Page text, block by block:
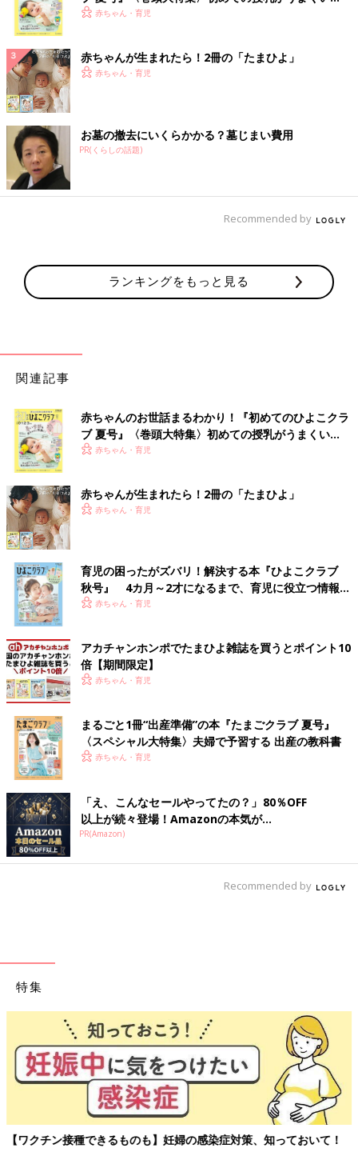
く！ おっぱい・ミルクの基本と夏のトラブル 解決テ
赤ちゃん・育児
赤ちゃんが生まれたら！2冊の「たまひよ」
赤ちゃん・育児
お墓の撤去にいくらかかる？墓じまい費用
PR(くらしの話題)
Recommended by
ランキングをもっと見る
関連記事
赤ちゃんのお世話まるわかり！『初めてのひよこクラ
ブ 夏号』〈巻頭大特集〉初めての授乳がうまくい
く！ おっぱい・ミルクの基本と夏のトラブル 解決テ
赤ちゃん・育児
赤ちゃんが生まれたら！2冊の「たまひよ」
赤ちゃん・育児
育児の困ったがズバリ！解決する本『ひよこクラブ
秋号』 4カ月～2才になるまで、育児に役立つ情報が
いっぱい！
赤ちゃん・育児
アカチャンホンポでたまひよ雑誌を買うとポイント10
倍【期間限定】
赤ちゃん・育児
まるごと1冊“出産準備”の本『たまごクラブ 夏号』
〈スペシャル大特集〉夫婦で予習する 出産の教科書
赤ちゃん・育児
「え、こんなセールやってたの？」80％OFF
以上が続々登場！Amazonの本気が...
PR(Amazon)
Recommended by
特集
【ワクチン接種できるものも】妊婦の感染症対策、知っておいて！